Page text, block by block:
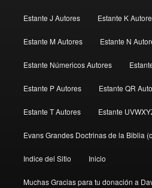
Estante J Autores Estante K
Estante M Autores Estante N
Estante Númericos Autores
Estante P Autores Estante QR
Estante T Autores Estante
Evans Grandes Doctrinas de la Biblia
Indice del Sitio Inicio
Muchas Gracias para tu donación a